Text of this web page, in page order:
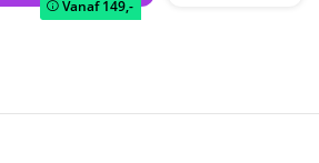
Vanaf149,-